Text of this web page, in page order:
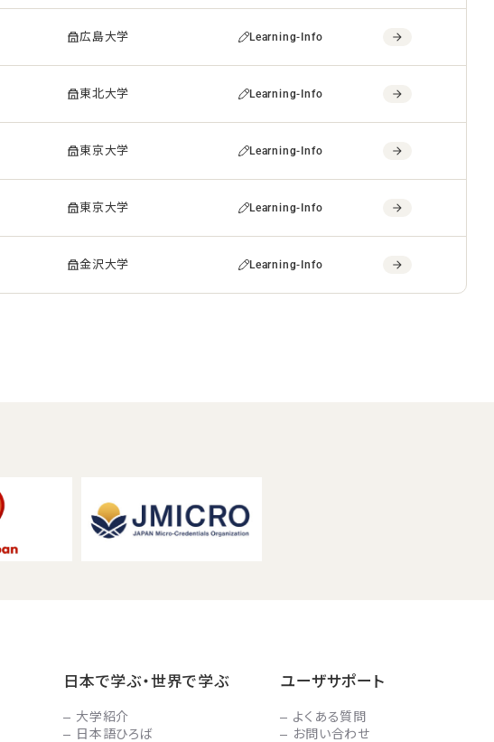
広島大学 Learning-Info
東北大学 Learning-Info
東京大学 Learning-Info
東京大学 Learning-Info
金沢大学 Learning-Info
日本で学ぶ・世界で学ぶ
大学紹介
日本語ひろば
ユーザサポート
よくある質問
お問い合わせ